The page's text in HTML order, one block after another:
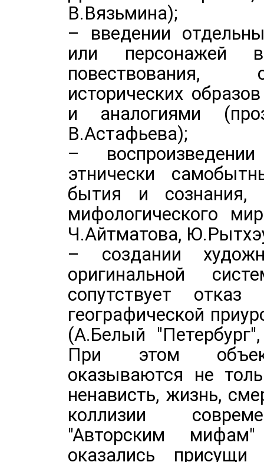
В.Вязьмина);
– введении
или персонажей в
повествования,
исторических
и аналогиями
В.Астафьева);
–
этнически
бытия и
мифологического
Ч.Айтматова,
– создании
оригинальной
сопутствует
географической
(А.Белый
При этом
оказываются не
ненависть, жизнь,
коллизии
"Авторским
оказались присущи